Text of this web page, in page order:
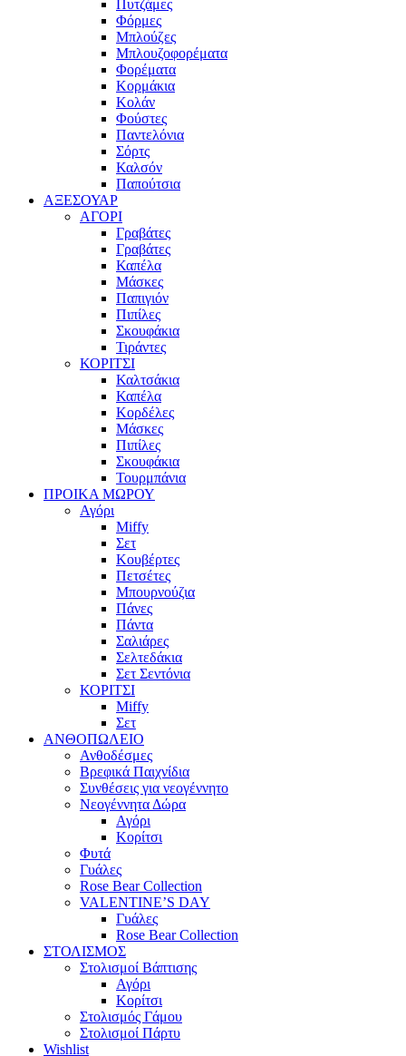
Πυτζάμες
Φόρμες
Μπλούζες
Μπλουζοφορέματα
Φορέματα
Κορμάκια
Κολάν
Φούστες
Παντελόνια
Σόρτς
Καλσόν
Παπούτσια
ΑΞΕΣΟΥΑΡ
ΑΓΟΡΙ
Γραβάτες
Γραβάτες
Καπέλα
Μάσκες
Παπιγιόν
Πιπίλες
Σκουφάκια
Τιράντες
ΚΟΡΙΤΣΙ
Καλτσάκια
Καπέλα
Κορδέλες
Μάσκες
Πιπίλες
Σκουφάκια
Τουρμπάνια
ΠΡΟΙΚΑ ΜΩΡΟΥ
Αγόρι
Miffy
Σετ
Κουβέρτες
Πετσέτες
Μπουρνούζια
Πάνες
Πάντα
Σαλιάρες
Σελτεδάκια
Σετ Σεντόνια
ΚΟΡΙΤΣΙ
Miffy
Σετ
ΑΝΘΟΠΩΛΕΙΟ
Ανθοδέσμες
Βρεφικά Παιχνίδια
Συνθέσεις για νεογέννητο
Νεογέννητα Δώρα
Αγόρι
Κορίτσι
Φυτά
Γυάλες
Rose Bear Collection
VALENTINE’S DAY
Γυάλες
Rose Bear Collection
ΣΤΟΛΙΣΜΟΣ
Στολισμοί Βάπτισης
Αγόρι
Κορίτσι
Στολισμός Γάμου
Στολισμοί Πάρτυ
Wishlist